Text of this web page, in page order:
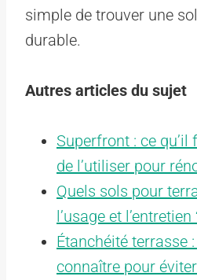
simple de trouver une
durable.
Autres articles du sujet
Superfront : ce
de l’utiliser pour
Quels sols pour
l’usage et l’entretien
Étanchéité terrasse
connaître pour